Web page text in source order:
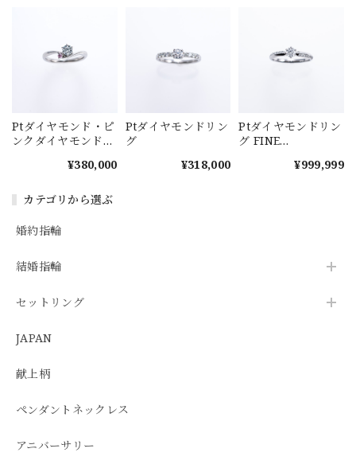
カテゴリから選ぶ
婚約指輪
結婚指輪
セットリング
JAPAN
献上柄
ペンダントネックレス
アニバーサリー
Ptダイヤモンド・ピ
ンクダイヤモンドリ
¥380,000
Ptダイヤモンドリン
グ
¥318,000
Ptダイヤモンドリン
グ FINE
¥999,999